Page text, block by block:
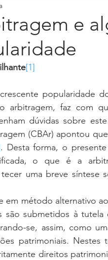
Judiciário
e
[1]
arbitragem, faz com
dúvidas sobre
(CBAr) apontou
. Desta forma, o
o que é a
uma breve síntese
são submetidos à
se, assim, como
patrimoniais. Nestes
direitos